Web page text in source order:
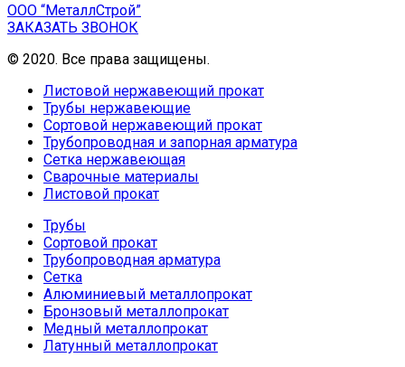
ООО “МеталлСтрой”
ЗАКАЗАТЬ ЗВОНОК
© 2020. Все права защищены.
Листовой нержавеющий прокат
Трубы нержавеющие
Сортовой нержавеющий прокат
Трубопроводная и запорная арматура
Сетка нержавеющая
Сварочные материалы
Листовой прокат
Трубы
Сортовой прокат
Трубопроводная арматура
Сетка
Алюминиевый металлопрокат
Бронзовый металлопрокат
Медный металлопрокат
Латунный металлопрокат